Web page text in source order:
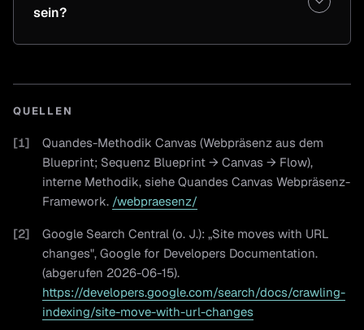
sein?
QUELLEN
[1]
Quandes-Methodik Canvas (Webpräsenz aus dem
Blueprint; Sequenz Blueprint → Canvas → Flow),
interne Methodik, siehe Quandes Canvas Webpräsenz-
Framework. /webpraesenz/
[2]
Google Search Central (o. J.): „Site moves with URL
changes", Google for Developers Documentation.
(abgerufen 2026-06-15).
https://developers.google.com/search/docs/crawling-
indexing/site-move-with-url-changes